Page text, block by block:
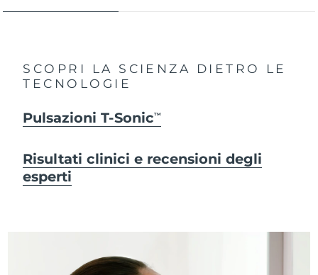
SCOPRI LA SCIENZA DIETRO LE
TECNOLOGIE
Pulsazioni T-SonicTM
Risultati clinici e recensioni degli
esperti